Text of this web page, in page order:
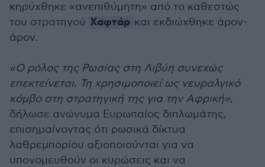
κηρύχθηκε «ανεπιθύμητη» από το καθεστώς
του στρατηγού Χαφτάρ και εκδιώχθηκε άρον-
άρον.
«Ο ρόλος της Ρωσίας στη Λιβύη συνεχώς
επεκτείνεται. Τη χρησιμοποιεί ως νευραλγικό
κόμβο στη στρατηγική της για την Αφρική»,
δήλωσε ανώνυμα Ευρωπαίος διπλωμάτης,
επισημαίνοντας ότι ρωσικά δίκτυα
λαθρεμπορίου αξιοποιούνται για να
υπονομευθούν οι κυρώσεις και να